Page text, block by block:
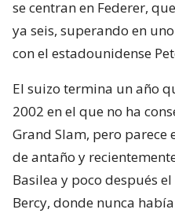
se centran en Federer,
ya seis, superando en
con el estadounidense
El suizo termina un año
2002 en el que no ha
Grand Slam, pero parece
de antaño y
Basilea y poco después
Bercy, donde nunca